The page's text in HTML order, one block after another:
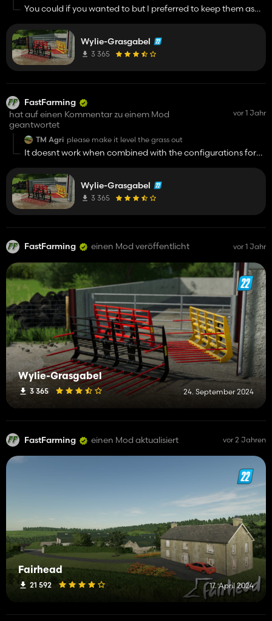
You could if you wanted to but I preferred to keep them as
Wylie-Grasgabel
3 365
FastFarming
hat auf einen Kommentar zu einem Mod
geantwortet
vor 1 Jahr
TM Agri please make it level the grass out
It doesnt work when combined with the configurations for
Wylie-Grasgabel
3 365
FastFarming einen Mod veröffentlicht vor 1 Jahr
Wylie-Grasgabel
3 365 24. September 2024
FastFarming einen Mod aktualisiert vor 2 Jahren
Fairhead
21 592 17. April 2024